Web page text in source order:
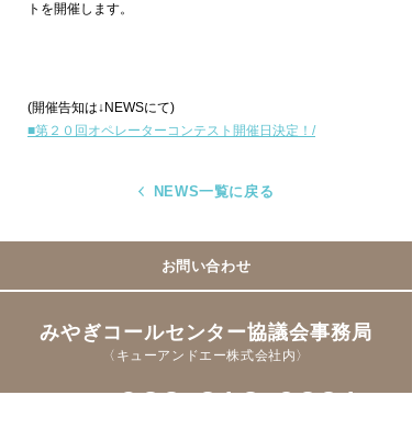
トを開催します。
(開催告知は↓NEWSにて)
■第２０回オペレーターコンテスト開催日決定！/
NEWS一覧に戻る
お問い合わせ
みやぎコールセンター協議会事務局
〈キューアンドエー株式会社内〉
022-212-6221